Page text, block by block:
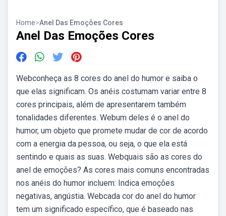
Home>Anel Das Emoções Cores
Anel Das Emoções Cores
Webconheça as 8 cores do anel do humor e saiba o
que elas significam. Os anéis costumam variar entre 8
cores principais, além de apresentarem também
tonalidades diferentes. Webum deles é o anel do
humor, um objeto que promete mudar de cor de acordo
com a energia da pessoa, ou seja, o que ela está
sentindo e quais as suas. Webquais são as cores do
anel de emoções? As cores mais comuns encontradas
nos anéis do humor incluem: Indica emoções
negativas, angústia. Webcada cor do anel do humor
tem um significado específico, que é baseado nas